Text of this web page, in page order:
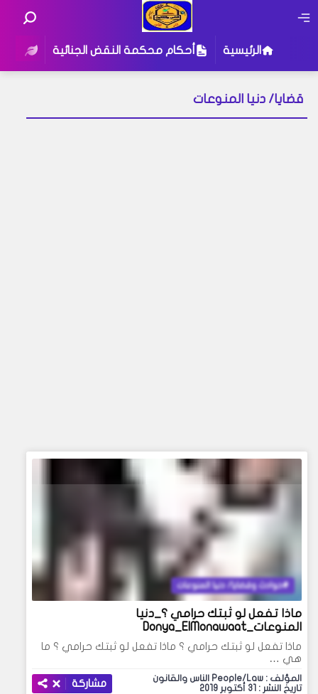
الرئيسية أحكام محكمة النقض الجنائية
قضايا/ دنيا المنوعات
حوادث وقضايا/ دنيا المنوعات
ماذا تفعل لو ثبتك حرامي ؟_دنيا
المنوعات_Donya_ElMonawaat
ماذا تفعل لو ثبتك حرامي ؟ ماذا تفعل لو ثبتك حرامي ؟ ما
هي …
المؤلف : People/Law الناس والقانون
تاريخ النشر : 31 أكتوبر 2019
مشاركة